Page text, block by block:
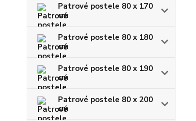
Patrové postele 80 x 170
cm
Patrové postele 80 x 180
cm
Patrové postele 80 x 190
cm
Patrové postele 80 x 200
cm